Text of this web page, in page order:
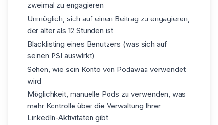
zweimal zu engagieren
Unmöglich, sich auf einen Beitrag zu engagieren,
der älter als 12 Stunden ist
Blacklisting eines Benutzers (was sich auf
seinen PSI auswirkt)
Sehen, wie sein Konto von Podawaa verwendet
wird
Möglichkeit, manuelle Pods zu verwenden, was
mehr Kontrolle über die Verwaltung Ihrer
LinkedIn-Aktivitäten gibt.